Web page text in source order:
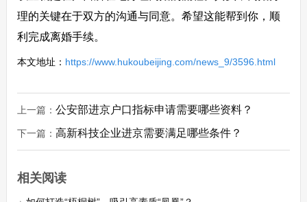
理的关键在于双方的沟通与同意。希望这能帮到你，顺
利完成离婚手续。
本文地址： https://www.hukoubeijing.com/news_9/3596.html
上一篇： 公安部进京户口指标申请需要哪些资料？
下一篇： 高新科技企业进京需要满足哪些条件？
相关阅读